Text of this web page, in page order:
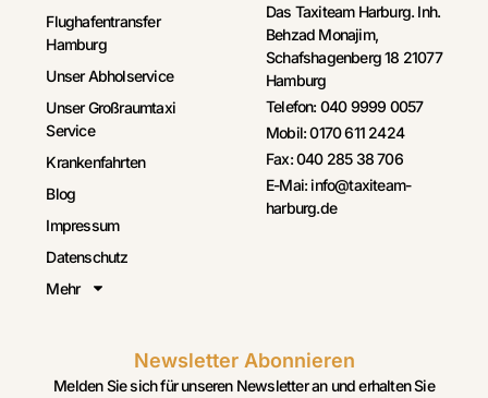
Flughafentransfer
Hamburg
Unser Abholservice
Unser Großraumtaxi
Service
Krankenfahrten
Blog
Impressum
Datenschutz
Mehr
Das Taxiteam Harburg. Inh.
Behzad Monajim,
Schafshagenberg 18 21077
Hamburg
Telefon: 040 9999 0057
Mobil: 0170 611 2424
Fax: 040 285 38 706
E-Mai: info@taxiteam-
harburg.de
Newsletter Abonnieren
Melden Sie sich für unseren Newsletter an und erhalten Sie